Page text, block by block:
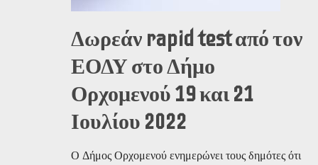
Δωρεάν rapid test από τον
ΕΟΔΥ στο Δήμο
Ορχομενού 19 και 21
Ιουλίου 2022
Ο Δήμος Ορχομενού ενημερώνει τους δημότες ότι